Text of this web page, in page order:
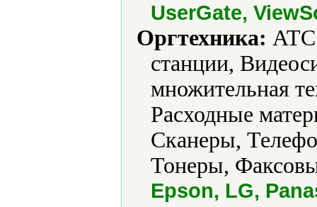
UserGate,
Оргтехника: АТС
станции,
множительная
Расходные
Сканеры,
Тонеры,
Epson, LG,